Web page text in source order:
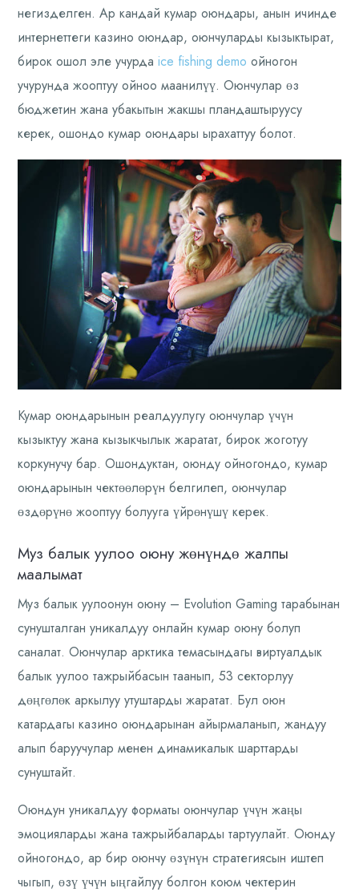
негизделген. Ар кандай кумар оюндары, анын ичинде
интернеттеги казино оюндар, оюнчуларды кызыктырат,
бирок ошол эле учурдаice fishing demo ойногон
учурунда жооптуу ойноо маанилүү. Оюнчулар өз
бюджетин жана убакытын жакшы пландаштыруусу
керек, ошондо кумар оюндары ырахаттуу болот.
Кумар оюндарынын реалдуулугу оюнчулар үчүн
кызыктуу жана кызыкчылык жаратат, бирок жоготуу
коркунучу бар. Ошондуктан, оюнду ойногондо, кумар
оюндарынын чектөөлөрүн белгилеп, оюнчулар
өздөрүнө жооптуу болууга үйрөнүшү керек.
Муз балык уулоо оюну жөнүндө жалпы
маалымат
Муз балык уулоонун оюну – Evolution Gaming тарабынан
сунушталган уникалдуу онлайн кумар оюну болуп
саналат. Оюнчулар арктика темасындагы виртуалдык
балык уулоо тажрыйбасын таанып, 53 секторлуу
дөңгөлөк аркылуу утуштарды жаратат. Бул оюн
катардагы казино оюндарынан айырмаланып, жандуу
алып баруучулар менен динамикалык шарттарды
сунуштайт.
Оюндун уникалдуу форматы оюнчулар үчүн жаңы
эмоцияларды жана тажрыйбаларды тартуулайт. Оюнду
ойногондо, ар бир оюнчу өзүнүн стратегиясын иштеп
чыгып, өзү үчүн ыңгайлуу болгон коюм чектерин